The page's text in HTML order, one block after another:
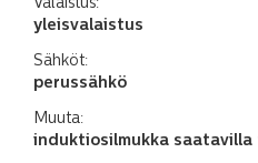
Valaistus:
yleisvalaistus
Sähköt:
perussähkö
Muuta:
induktiosilmukka